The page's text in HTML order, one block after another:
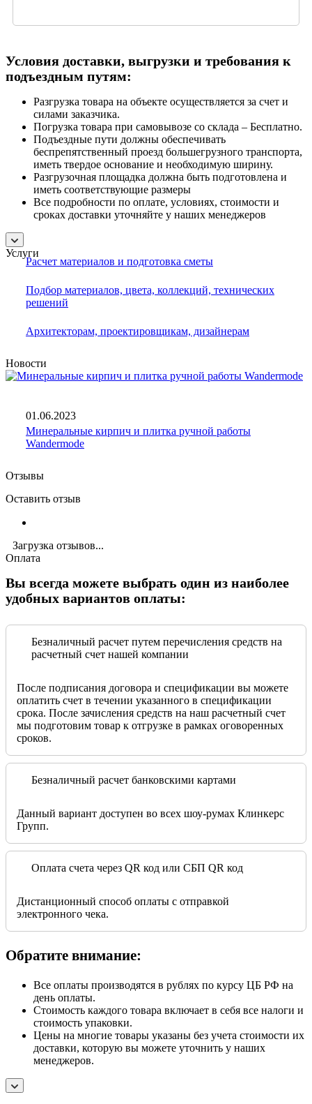
Условия доставки, выгрузки и требования к
подъездным путям:
Разгрузка товара на объекте осуществляется за счет и
силами заказчика.
Погрузка товара при самовывозе со склада – Бесплатно.
Подъездные пути должны обеспечивать
беспрепятственный проезд большегрузного транспорта,
иметь твердое основание и необходимую ширину.
Разгрузочная площадка должна быть подготовлена и
иметь соответствующие размеры
Все подробности по оплате, условиях, стоимости и
сроках доставки уточняйте у наших менеджеров
Услуги
Расчет материалов и подготовка сметы
Подбор материалов, цвета, коллекций, технических
решений
Архитекторам, проектировщикам, дизайнерам
Новости
01.06.2023
Минеральные кирпич и плитка ручной работы
Wandermode
Отзывы
Оставить отзыв
Загрузка отзывов...
Оплата
Вы всегда можете выбрать один из наиболее
удобных вариантов оплаты:
Безналичный расчет путем перечисления средств на
расчетный счет нашей компании
После подписания договора и спецификации вы можете
оплатить счет в течении указанного в спецификации
срока. После зачисления средств на наш расчетный счет
мы подготовим товар к отгрузке в рамках оговоренных
сроков.
Безналичный расчет банковскими картами
Данный вариант доступен во всех шоу-румах Клинкерс
Групп.
Оплата счета через QR код или СБП QR код
Дистанционный способ оплаты с отправкой
электронного чека.
Обратите внимание:
Все оплаты производятся в рублях по курсу ЦБ РФ на
день оплаты.
Стоимость каждого товара включает в себя все налоги и
стоимость упаковки.
Цены на многие товары указаны без учета стоимости их
доставки, которую вы можете уточнить у наших
менеджеров.